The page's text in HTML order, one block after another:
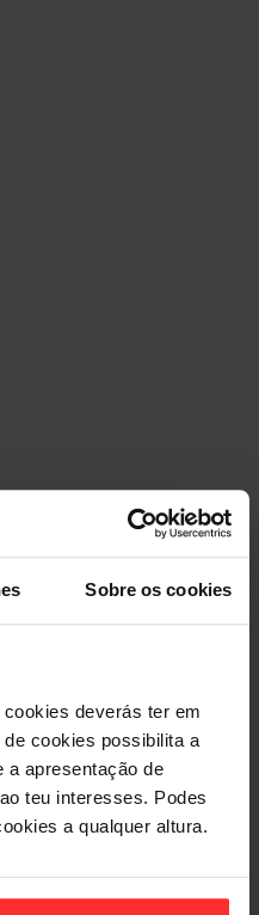
Sobre os cookies
deverás ter em
cookies possibilita a
a apresentação de
teu interesses. Podes
a qualquer altura.